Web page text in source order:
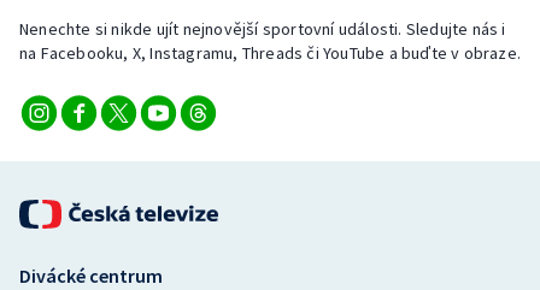
Nenechte si nikde ujít nejnovější sportovní události. Sledujte nás i
na Facebooku, X, Instagramu, Threads či YouTube a buďte v obraze.
Divácké centrum